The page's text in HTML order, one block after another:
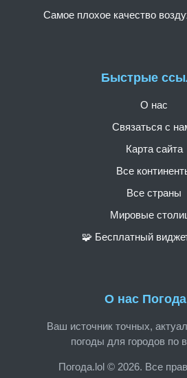
О нас
Ваш источник точных,
погоды для городов по
Погода.lol © 2026. Все
Быстрые
О нас
Связаться с
Карта сайта
Все
Все страны
Мировые
🧩 Бесплатный
Самое плохое качество